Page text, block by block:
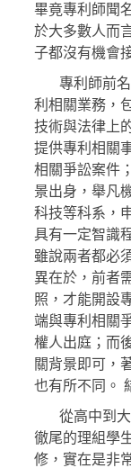
畢竟專利師聞
於大多數人而
子都沒有機會
專利師前名
利相關業務，
技術與法律上
提供專利相關
相關爭訟案件
景出身，舉凡
科技等科系，
具有一定智識
雖說兩者都必
異在於，前者
照，才能開設
端與專利相關
權人出庭；而
關背景即可，
也有所不同。
從高中到大
徹尾的理組學
修，實在是非